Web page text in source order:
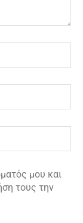
μου και
τους την